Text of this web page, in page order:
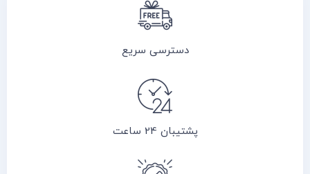
دسترسی سریع
پشتیبان 24 ساعت